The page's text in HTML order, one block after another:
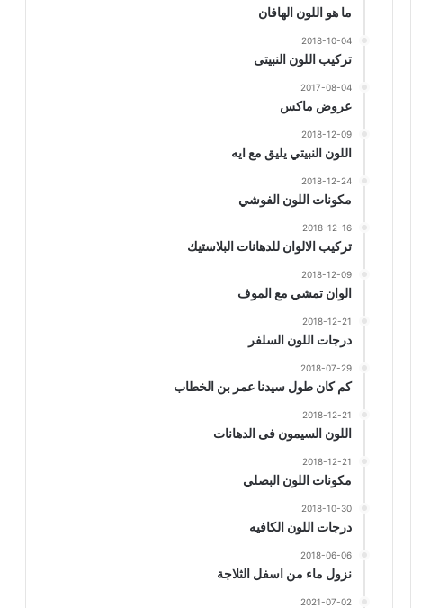
ما هو اللون الهافان
2018-10-04
تركيب اللون النبيتى
2017-08-04
عروض ماكس
2018-12-09
اللون النبيتي يليق مع ايه
2018-12-24
مكونات اللون الفوشي
2018-12-16
تركيب الالوان للدهانات البلاستيك
2018-12-09
الوان تمشي مع الموف
2018-12-21
درجات اللون السلفر
2018-07-29
كم كان طول سيدنا عمر بن الخطاب
2018-12-21
اللون السيمون فى الدهانات
2018-12-21
مكونات اللون البصلي
2018-10-30
درجات اللون الكافيه
2018-06-06
نزول ماء من اسفل الثلاجة
2021-07-02